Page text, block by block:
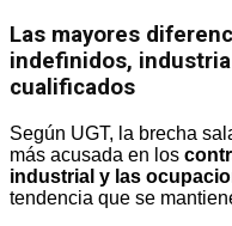
Las mayores
indefinidos,
cualificados
Según UGT, la brecha
más acusada en los
industrial y las
tendencia que se